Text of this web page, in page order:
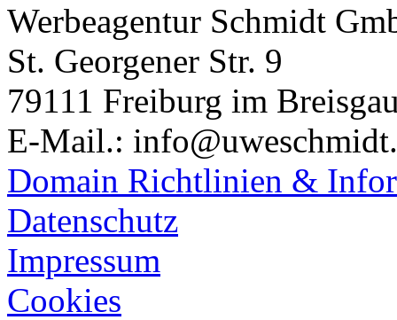
Werbeagentur Schmidt
St. Georgener Str. 9
79111 Freiburg im
E-Mail.:
Domain Richtlinien &
Datenschutz
Impressum
Cookies